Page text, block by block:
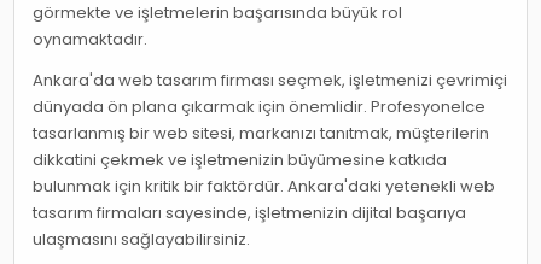
görmekte ve işletmelerin başarısında büyük rol
oynamaktadır.
Ankara'da web tasarım firması seçmek, işletmenizi çevrimiçi
dünyada ön plana çıkarmak için önemlidir. Profesyonelce
tasarlanmış bir web sitesi, markanızı tanıtmak, müşterilerin
dikkatini çekmek ve işletmenizin büyümesine katkıda
bulunmak için kritik bir faktördür. Ankara'daki yetenekli web
tasarım firmaları sayesinde, işletmenizin dijital başarıya
ulaşmasını sağlayabilirsiniz.